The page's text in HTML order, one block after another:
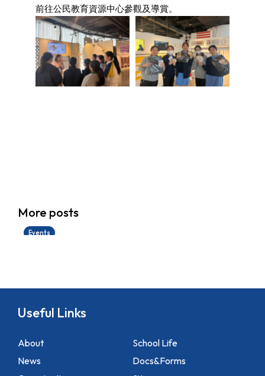
前往公民教育資源中心參觀及導賞。
More posts
Events
28/06/2026
Useful Links
About
News
School Life
Docs&Forms